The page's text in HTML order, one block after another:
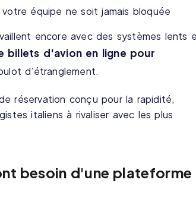
équipe ne soit jamais bloquée
encore avec des systèmes lents
billets d'avion en ligne pour
d’étranglement.
réservation conçu pour la rapidité,
italiens à rivaliser avec les plus
besoin d'une plateforme